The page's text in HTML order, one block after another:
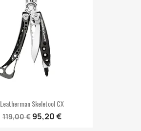
Leatherman Skeletool CX
119,00 € 95,20 €